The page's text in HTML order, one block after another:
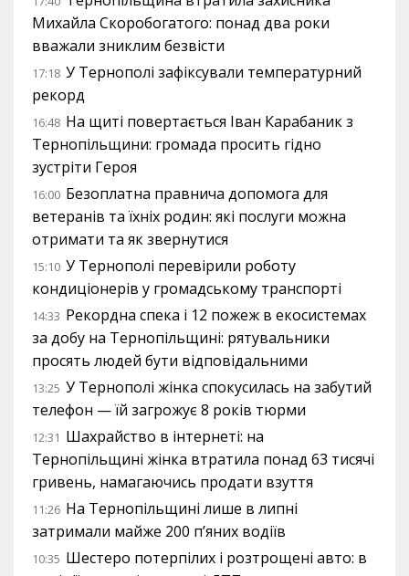
Михайла Скоробогатого: понад два роки
вважали зниклим безвісти
17:18 У Тернополі зафіксували температурний
рекорд
16:48 На щиті повертається Іван Карабаник з
Тернопільщини: громада просить гідно
зустріти Героя
16:00 Безоплатна правнича допомога для
ветеранів та їхніх родин: які послуги можна
отримати та як звернутися
15:10 У Тернополі перевірили роботу
кондиціонерів у громадському транспорті
14:33 Рекордна спека і 12 пожеж в екосистемах
за добу на Тернопільщині: рятувальники
просять людей бути відповідальними
13:25 У Тернополі жінка спокусилась на забутий
телефон — їй загрожує 8 років тюрми
12:31 Шахрайство в інтернеті: на
Тернопільщині жінка втратила понад 63 тисячі
гривень, намагаючись продати взуття
11:26 На Тернопільщині лише в липні
затримали майже 200 п’яних водіїв
10:35 Шестеро потерпілих і розтрощені авто: в